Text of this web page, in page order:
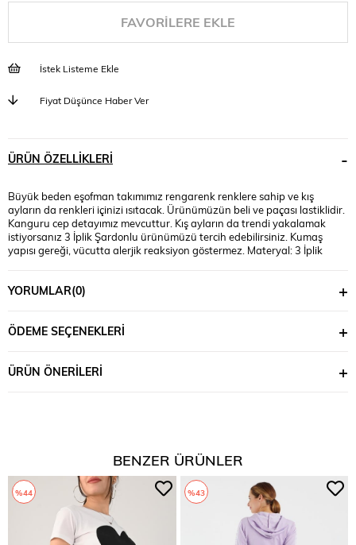
FAVORILERE EKLE
İstek Listeme Ekle
Fiyat Düşünce Haber Ver
ÜRÜN ÖZELLIKLERI
Büyük beden eşofman takımımız rengarenk renklere sahip ve kış
ayların da renkleri içinizi ısıtacak. Ürünümüzün beli ve paçası lastiklidir.
Kanguru cep detayımız mevcuttur. Kış ayların da trendi yakalamak
istiyorsanız 3 İplik Şardonlu ürünümüzü tercih edebilirsiniz. Kumaş
yapısı gereği, vücutta alerjik reaksiyon göstermez. Materyal: 3 İplik
basen:118
YORUMLAR(0)
ÖDEME SEÇENEKLERI
ÜRÜN ÖNERILERI
BENZER ÜRÜNLER
%44 %43